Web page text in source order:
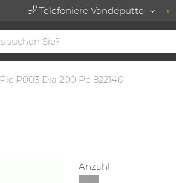
Telefoniere Vandeputte
Pic P003 Dia 200 Pe 822146
Anzahl